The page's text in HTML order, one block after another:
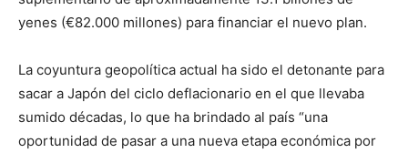
yenes (€82.000 millones) para financiar el nuevo plan.
La coyuntura geopolítica actual ha sido el detonante para
sacar a Japón del ciclo deflacionario en el que llevaba
sumido décadas, lo que ha brindado al país “una
oportunidad de pasar a una nueva etapa económica por